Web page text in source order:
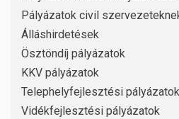
Pályázatok civil
Álláshirdetések
Ösztöndíj pályázatok
KKV pályázatok
Telephelyfejlesztési pályázatok
Vidékfejlesztési pályázatok